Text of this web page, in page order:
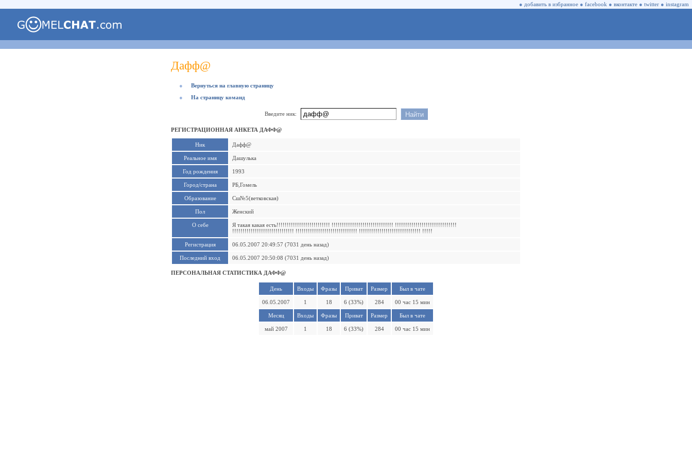
● добавить в избранное ● facebook ● вконтакте ● twitter ● instagram
Дафф@
●
Вернуться на главную страницу
●
На страницу команд
Введите ник:
РЕГИСТРАЦИОННАЯ АНКЕТА ДАФФ@
Ник Дафф@
Реальное имя Дашулька
Год рождения 1993
Город/страна РБ,Гомель
Образование Сш№5(ветковская)
Пол Женский
О себе
Я такая какая есть!!!!!!!!!!!!!!!!!!!!!!!!!! !!!!!!!!!!!!!!!!!!!!!!!!!!!!!! !!!!!!!!!!!!!!!!!!!!!!!!!!!!!!
!!!!!!!!!!!!!!!!!!!!!!!!!!!!!! !!!!!!!!!!!!!!!!!!!!!!!!!!!!!! !!!!!!!!!!!!!!!!!!!!!!!!!!!!!! !!!!!
Регистрация 06.05.2007 20:49:57 (7031 день назад)
Последний вход 06.05.2007 20:50:08 (7031 день назад)
ПЕРСОНАЛЬНАЯ СТАТИСТИКА ДАФФ@
День Входы Фразы Приват Размер Был в чате
06.05.2007 1 18 6 (33%) 284 00 час 15 мин
Месяц Входы Фразы Приват Размер Был в чате
май 2007 1 18 6 (33%) 284 00 час 15 мин